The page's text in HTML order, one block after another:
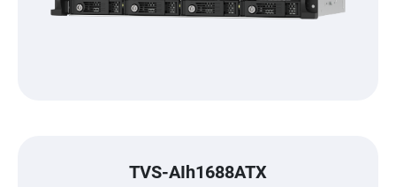
TVS-AIh1688ATX